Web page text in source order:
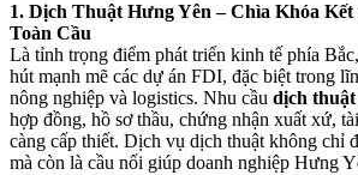
1. Dịch Thuật Hưng Yên – Chìa Khóa
Toàn Cầu
Là tỉnh trọng điểm phát triển kinh tế phía
hút mạnh mẽ các dự án FDI, đặc biệt trong
nông nghiệp và logistics. Nhu cầu dịch thuật
hợp đồng, hồ sơ thầu, chứng nhận xuất xứ,
càng cấp thiết. Dịch vụ dịch thuật không chỉ
mà còn là cầu nối giúp doanh nghiệp Hưng